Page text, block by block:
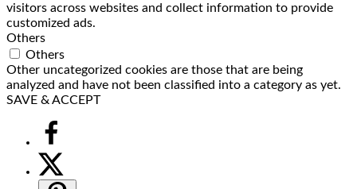
visitors across websites and collect information to provide
customized ads.
Others
Others
Other uncategorized cookies are those that are being
analyzed and have not been classified into a category as yet.
SAVE & ACCEPT